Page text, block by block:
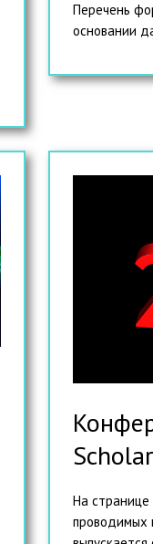
Перечень
основании
На странице
проводимых